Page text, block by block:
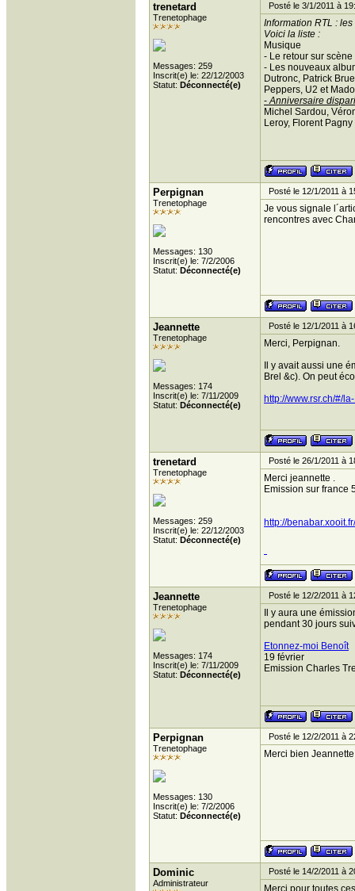
trenetard
Trenetophage
Messages: 259
Inscrit(e) le: 22/12/2003
Statut: Déconnecté(e)
Posté le 3/1/2011 à
Information RTL :
Voici la liste :
Musique
- Le retour sur
- Les nouveaux
Dutronc, Patrick
Peppers, U2 et
-Anniversaire
Michel Sardou,
Leroy, Florent Pagny
Perpignan
Trenetophage
Messages: 130
Inscrit(e) le: 7/2/2006
Statut: Déconnecté(e)
Posté le 12/1/2011 à
Je vous signale
rencontres avec
Jeannette
Trenetophage
Messages: 174
Inscrit(e) le: 7/11/2009
Statut: Déconnecté(e)
Posté le 12/1/2011 à
Merci, Perpignan.
Il y avait aussi une
Brel &c). On peut
http://www.rsr.ch/#/
trenetard
Trenetophage
Messages: 259
Inscrit(e) le: 22/12/2003
Statut: Déconnecté(e)
Posté le 26/1/2011 à
Merci jeannette .
Emission sur france
http://
Jeannette
Trenetophage
Messages: 174
Inscrit(e) le: 7/11/2009
Statut: Déconnecté(e)
Posté le 12/2/2011 à
Il y aura une
pendant 30 jours
Etonnez-moi Benoît
19 février
Emission Charles
Perpignan
Trenetophage
Messages: 130
Inscrit(e) le: 7/2/2006
Statut: Déconnecté(e)
Posté le 12/2/2011 à
Merci bien
Dominic
Administrateur
Posté le 14/2/2011 à
Merci pour toutes